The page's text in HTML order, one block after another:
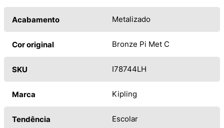
Acabamento Metalizado
Cor original Bronze Pi Met C
SKU I78744LH
Marca Kipling
Tendência Escolar